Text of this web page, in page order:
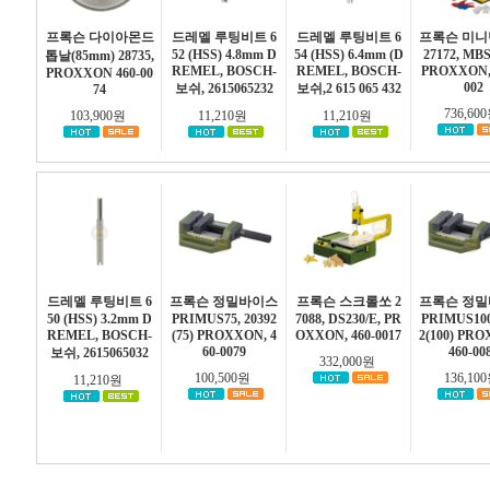
프록슨 다이아몬드
톱날(85mm) 28735,
PROXXON 460-00
74
103,900원
드레멜 루팅비트 6
52 (HSS) 4.8mm D
REMEL, BOSCH-
보쉬, 2615065232
11,210원
드레멜 루팅비트 6
54 (HSS) 6.4mm (D
REMEL, BOSCH-
보쉬,2 615 065 432
11,210원
프록슨 미
27172,
002
드레멜 루팅비트 6
50 (HSS) 3.2mm D
REMEL, BOSCH-
보쉬, 2615065032
11,210원
프록슨 정밀바이스
PRIMUS75, 20392
(75) PROXXON, 4
60-0079
100,500원
프록슨 스크롤쏘 2
7088, DS230/E, PR
OXXON, 460-0017
332,000원
프록슨 정
2(100)
460-